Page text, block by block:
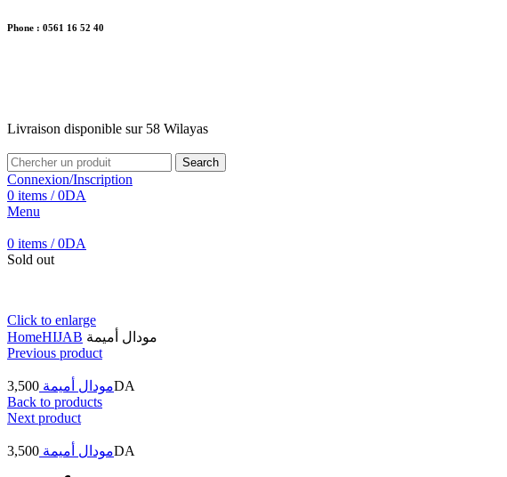
Phone : 0561 16 52 40
Livraison disponible sur 58 Wilayas
Search
Connexion/Inscription
0 items / 0DA
Menu
0 items / 0DA
Sold out
Click to enlarge
HomeHIJAB مودال أميمة
Previous product
مودال أميمة 3,500
DA
Back to products
Next product
مودال أميمة 3,500 DA